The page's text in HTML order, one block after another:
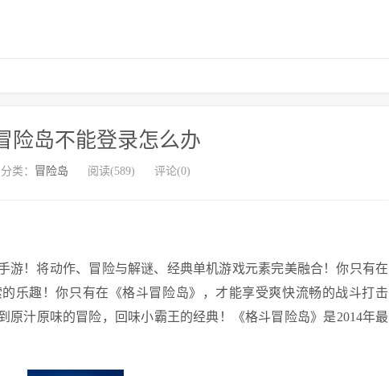
险岛不能登录怎么办
分类： 冒险岛 阅读(589) 评论(0)
游！将动作、冒险与解谜、经典单机游戏元素完美融合！你只有在
乐趣！你只有在《格斗冒险岛》，才能享受爽快流畅的战斗打击
原汁原味的冒险，回味小霸王的经典！《格斗冒险岛》是2014年最